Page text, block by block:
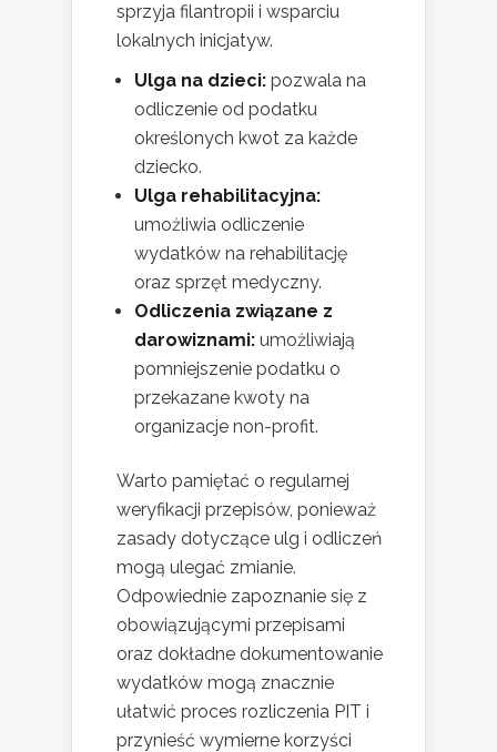
sprzyja filantropii i wsparciu
lokalnych inicjatyw.
Ulga na dzieci: pozwala na
odliczenie od podatku
określonych kwot za każde
dziecko.
Ulga rehabilitacyjna:
umożliwia odliczenie
wydatków na rehabilitację
oraz sprzęt medyczny.
Odliczenia związane z
darowiznami: umożliwiają
pomniejszenie podatku o
przekazane kwoty na
organizacje non-profit.
Warto pamiętać o regularnej
weryfikacji przepisów, ponieważ
zasady dotyczące ulg i odliczeń
mogą ulegać zmianie.
Odpowiednie zapoznanie się z
obowiązującymi przepisami
oraz dokładne dokumentowanie
wydatków mogą znacznie
ułatwić proces rozliczenia PIT i
przynieść wymierne korzyści